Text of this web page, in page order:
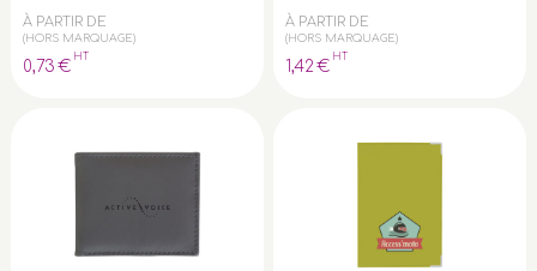
À PARTIR DE
(HORS MARQUAGE)
0,73 €
HT
À PARTIR DE
(HORS MARQUAGE)
1,42 €
HT